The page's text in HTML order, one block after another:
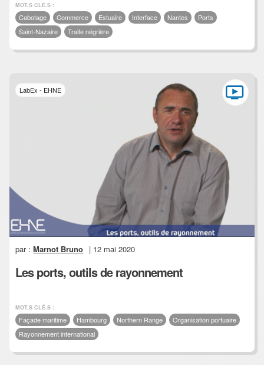
MOT.S CLÉ.S :
Cabotage Commerce Estuaire Interface Nantes
Ports
Saint-Nazaire
Traite négrière
LabEx - EHNE
par :Marnot Bruno | 12 mai 2020
Les ports, outils de rayonnement
MOT.S CLÉ.S :
Façade maritime Hambourg Northern Range
Organisation portuaire
Rayonnement international